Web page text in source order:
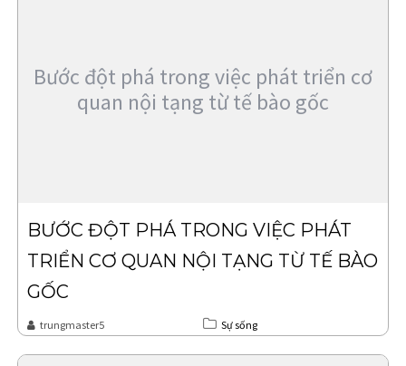
Bước đột phá trong việc phát triển cơ
quan nội tạng từ tế bào gốc
BƯỚC ĐỘT PHÁ TRONG VIỆC PHÁT
TRIỂN CƠ QUAN NỘI TẠNG TỪ TẾ BÀO
GỐC
trungmaster5 Sự sống